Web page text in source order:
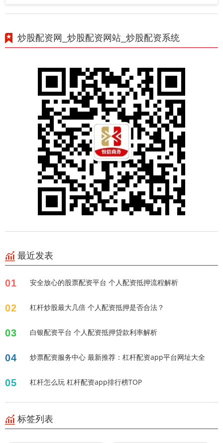
炒股配资网_炒股配资网站_炒股配资系统
最近发表
01 安全放心的股票配资平台 个人配资抵押流程解析
02 杠杆炒股最大几倍 个人配资抵押是否合法？
03 白银配资平台 个人配资抵押贷款利率解析
04 炒票配资服务中心 最新推荐：杠杆配资app平台网址大全
05 杠杆怎么玩 杠杆配资app排行榜TOP
标签列表